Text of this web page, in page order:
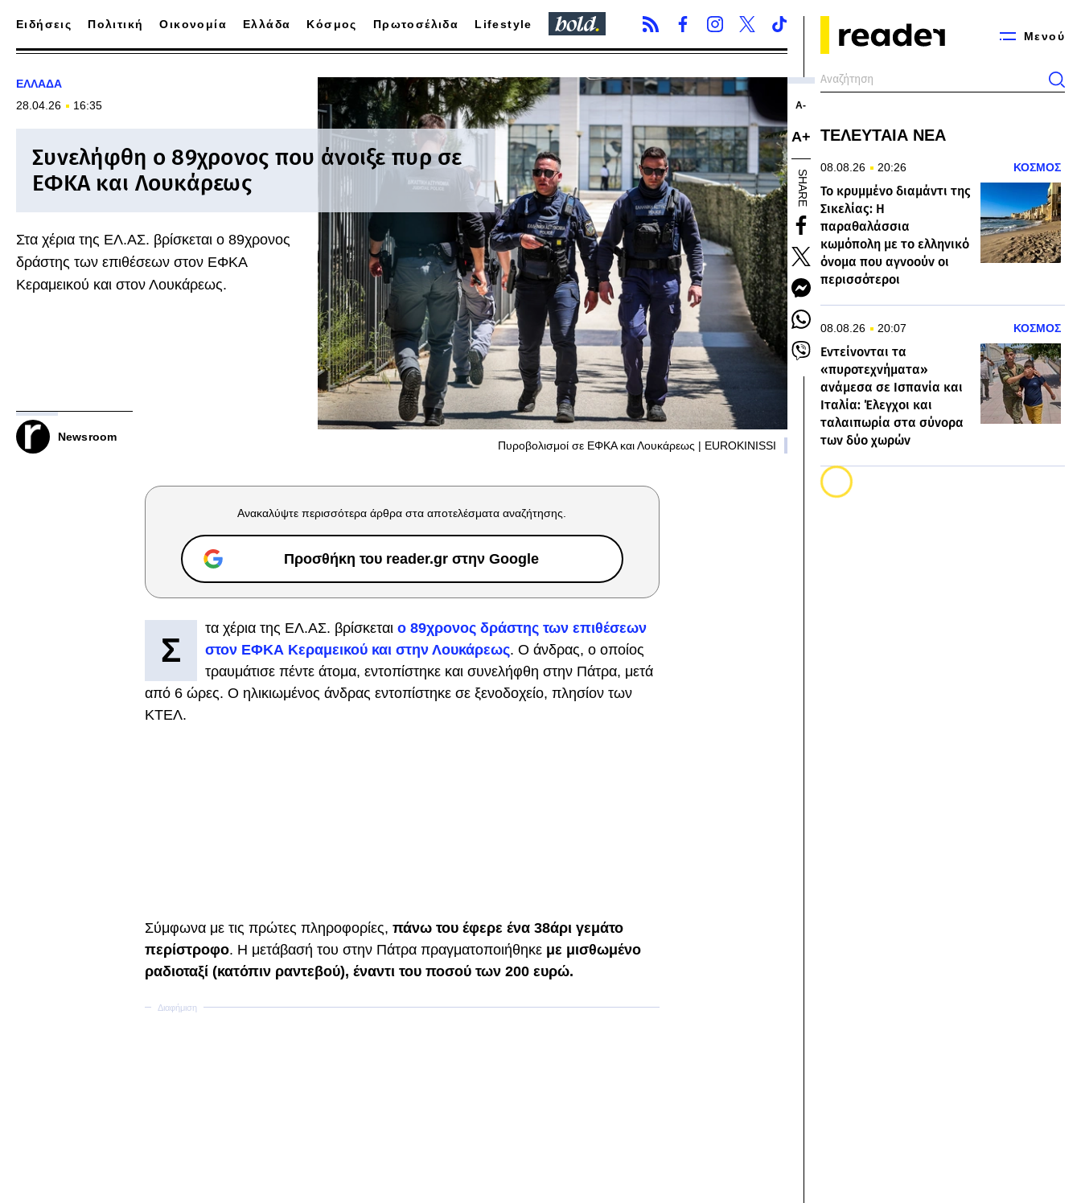
Μενού
Ειδήσεις Πολιτική Οικονομία Ελλάδα Κόσμος Πρωτοσέλιδα Lifestyle
ΕΛΛΑΔΑ
28.04.26
16:35
Συνελήφθη ο 89χρονος που άνοιξε πυρ σε
ΕΦΚΑ και Λουκάρεως
Στα χέρια της ΕΛ.ΑΣ. βρίσκεται ο 89χρονος
δράστης των επιθέσεων στον ΕΦΚΑ
Κεραμεικού και στον Λουκάρεως.
Newsroom
Πυροβολισμοί σε ΕΦΚΑ και Λουκάρεως | EUROKINISSI
Α-
Α+
SHARE
Ανακαλύψτε περισσότερα άρθρα στα αποτελέσματα αναζήτησης.
Προσθήκη του reader.gr στην Google
Σ
τα χέρια της ΕΛ.ΑΣ. βρίσκεται ο 89χρονος δράστης των επιθέσεων
στον ΕΦΚΑ Κεραμεικού και στην Λουκάρεως. Ο άνδρας, ο οποίος
τραυμάτισε πέντε άτομα, εντοπίστηκε και συνελήφθη στην Πάτρα, μετά
από 6 ώρες. Ο ηλικιωμένος άνδρας εντοπίστηκε σε ξενοδοχείο, πλησίον των
ΚΤΕΛ.
Σύμφωνα με τις πρώτες πληροφορίες, πάνω του έφερε ένα 38άρι γεμάτο
περίστροφο. Η μετάβασή του στην Πάτρα πραγματοποιήθηκε με μισθωμένο
ραδιοταξί (κατόπιν ραντεβού), έναντι του ποσού των 200 ευρώ.
ΤΕΛΕΥΤΑΙΑ ΝΕΑ
08.08.26 20:26 ΚΟΣΜΟΣ
Το κρυμμένο διαμάντι της
Σικελίας: Η
παραθαλάσσια
κωμόπολη με το ελληνικό
όνομα που αγνοούν οι
περισσότεροι
08.08.26 20:07 ΚΟΣΜΟΣ
Εντείνονται τα
«πυροτεχνήματα»
ανάμεσα σε Ισπανία και
Ιταλία: Έλεγχοι και
ταλαιπωρία στα σύνορα
των δύο χωρών